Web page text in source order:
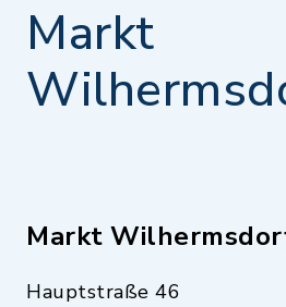
Markt
Markt
Hauptstraße 46